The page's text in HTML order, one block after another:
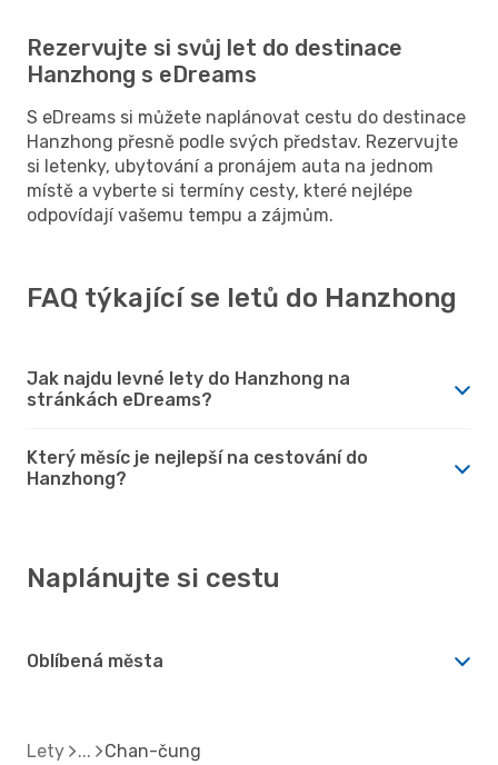
Rezervujte si svůj let do destinace
Hanzhong s eDreams
S eDreams si můžete naplánovat cestu do destinace
Hanzhong přesně podle svých představ. Rezervujte
si letenky, ubytování a pronájem auta na jednom
místě a vyberte si termíny cesty, které nejlépe
odpovídají vašemu tempu a zájmům.
FAQ týkající se letů do Hanzhong
Jak najdu levné lety do Hanzhong na
stránkách eDreams?
Který měsíc je nejlepší na cestování do
Hanzhong?
Naplánujte si cestu
Oblíbená města
Lety Chan-čung